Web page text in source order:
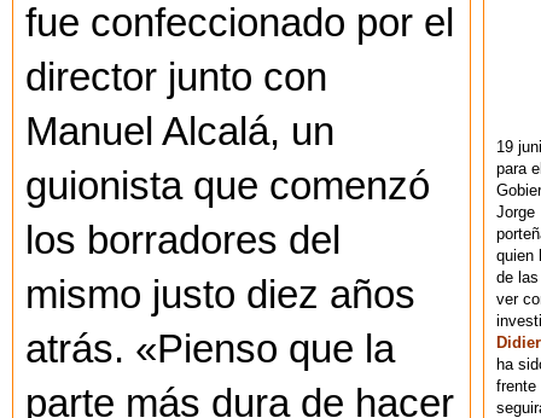
fue confeccionado por el
director junto con
Manuel Alcalá, un
guionista que comenzó
los borradores del
mismo justo diez años
atrás. «Pienso que la
parte más dura de hacer
19
para
Jorge
quien
de
ver
Didier
ha
frente